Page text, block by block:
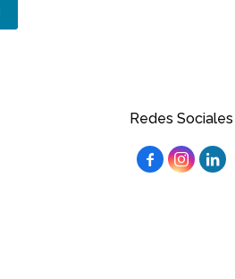
Redes Sociales
  